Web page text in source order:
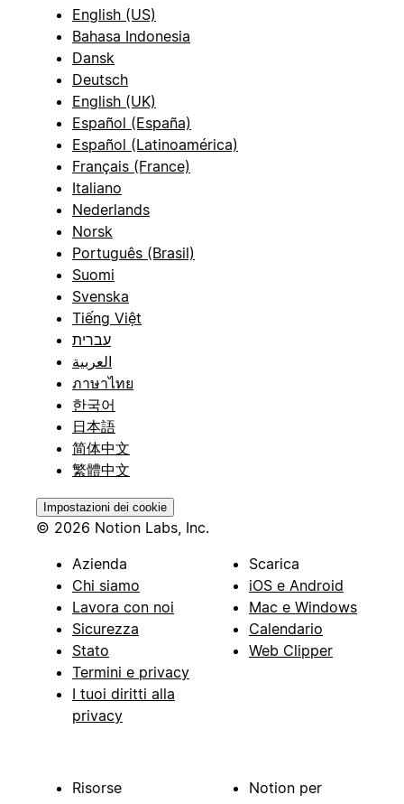
English (US)
Bahasa Indonesia
Dansk
Deutsch
English (UK)
Español (España)
Español (Latinoamérica)
Français (France)
Italiano
Nederlands
Norsk
Português (Brasil)
Suomi
Svenska
Tiếng Việt
עברית
العربية
ภาษาไทย
한국어
日本語
简体中文
繁體中文
Impostazioni dei cookie
© 2026 Notion Labs, Inc.
Azienda
Chi siamo
Lavora con noi
Sicurezza
Stato
Termini e privacy
I tuoi diritti alla
privacy
Scarica
iOS e Android
Mac e Windows
Calendario
Web Clipper
Risorse
Notion per